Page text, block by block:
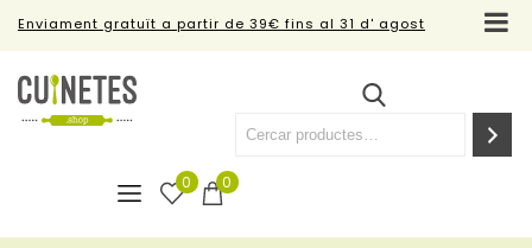
Enviament gratuït a partir de 39€ fins al 31 d' agost
0
0